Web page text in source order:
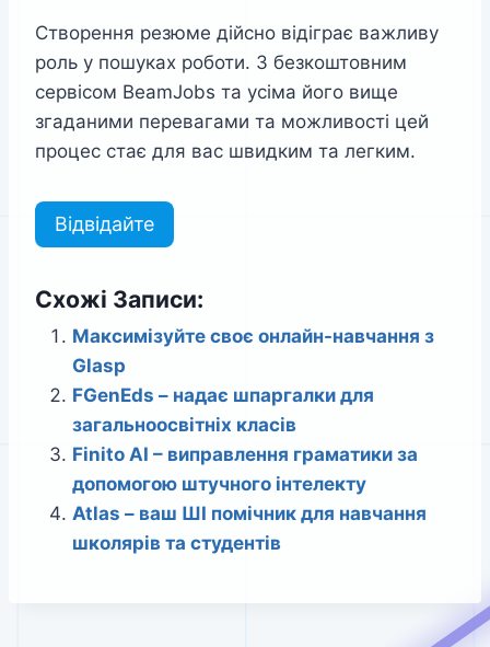
Створення резюме дійсно відіграє важливу
роль у пошуках роботи. З безкоштовним
сервісом BeamJobs та усіма його вище
згаданими перевагами та можливості цей
процес стає для вас швидким та легким.
Відвідайте
Схожі Записи:
Максимізуйте своє онлайн-навчання з
Glasp
FGenEds – надає шпаргалки для
загальноосвітніх класів
Finito AI – виправлення граматики за
допомогою штучного інтелекту
Atlas – ваш ШІ помічник для навчання
школярів та студентів